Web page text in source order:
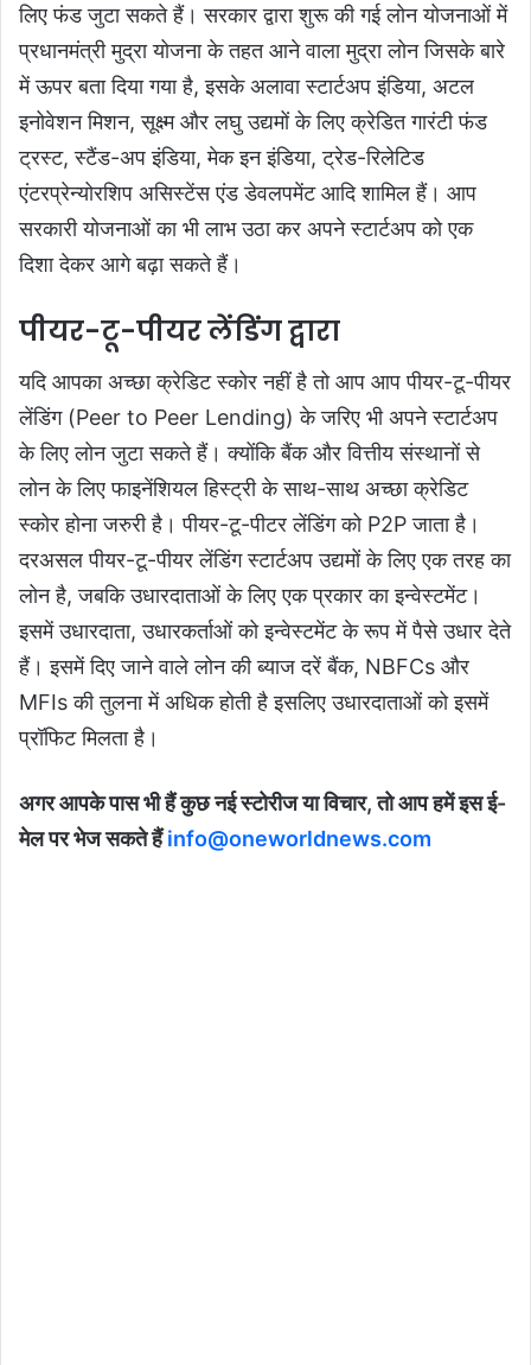
लिए फंड जुटा सकते हैं। सरकार द्वारा शुरू की गई लोन योजनाओं में
प्रधानमंत्री मुद्रा योजना के तहत आने वाला मुद्रा लोन जिसके बारे
में ऊपर बता दिया गया है, इसके अलावा स्टार्टअप इंडिया, अटल
इनोवेशन मिशन, सूक्ष्म और लघु उद्यमों के लिए क्रेडित गारंटी फंड
ट्रस्ट, स्टैंड-अप इंडिया, मेक इन इंडिया, ट्रेड-रिलेटिड
एंटरप्रेन्योरशिप असिस्टेंस एंड डेवलपमेंट आदि शामिल हैं। आप
सरकारी योजनाओं का भी लाभ उठा कर अपने स्टार्टअप को एक
दिशा देकर आगे बढ़ा सकते हैं।
पीयर-टू-पीयर लेंडिंग द्वारा
यदि आपका अच्छा क्रेडिट स्कोर नहीं है तो आप आप पीयर-टू-पीयर
लेंडिंग (Peer to Peer Lending) के जरिए भी अपने स्टार्टअप
के लिए लोन जुटा सकते हैं। क्योंकि बैंक और वित्तीय संस्थानों से
लोन के लिए फाइनेंशियल हिस्ट्री के साथ-साथ अच्छा क्रेडिट
स्कोर होना जरुरी है। पीयर-टू-पीटर लेंडिंग को P2P जाता है।
दरअसल पीयर-टू-पीयर लेंडिंग स्टार्टअप उद्यमों के लिए एक तरह का
लोन है, जबकि उधारदाताओं के लिए एक प्रकार का इन्वेस्टमेंट।
इसमें उधारदाता, उधारकर्ताओं को इन्वेस्टमेंट के रूप में पैसे उधार देते
हैं। इसमें दिए जाने वाले लोन की ब्याज दरें बैंक, NBFCs और
MFIs की तुलना में अधिक होती है इसलिए उधारदाताओं को इसमें
प्रॉफिट मिलता है।
अगर आपके पास भी हैं कुछ नई स्टोरीज या विचार, तो आप हमें इस ई-
मेल पर भेज सकते हैंinfo@oneworldnews.com